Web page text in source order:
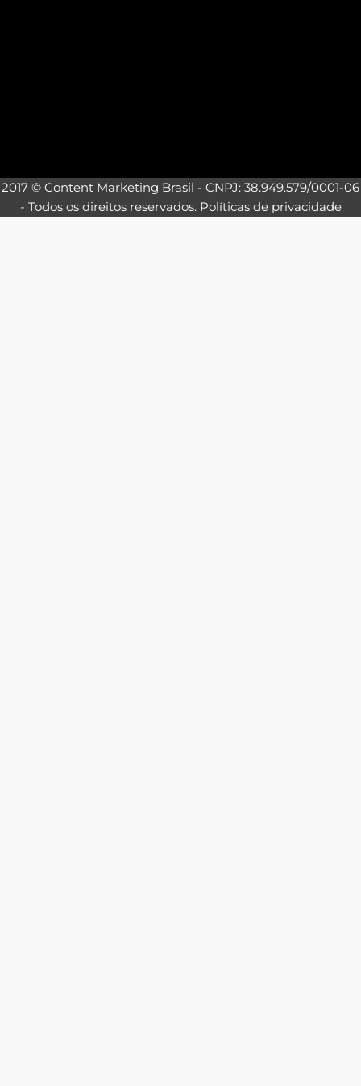
2017 © Content Marketing Brasil - CNPJ: 38.949.579/0001-06
- Todos os direitos reservados. Políticas de privacidade